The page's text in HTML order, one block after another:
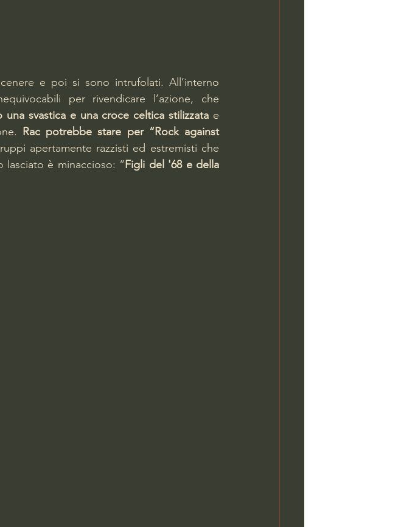
e poi si sono intrufolati. All’interno
per rivendicare l’azione, che
una svastica e una croce celtica stilizzata e
Rac potrebbe stare per “Rock against
apertamente razzisti ed estremisti che
lasciato è minaccioso: “Figli del '68 e della